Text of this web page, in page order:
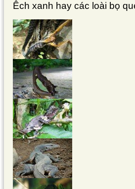
Êch xanh hay các loài bọ